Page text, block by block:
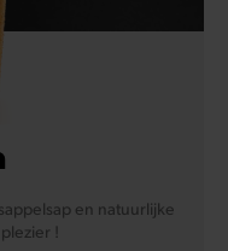
en natuurlijke
!